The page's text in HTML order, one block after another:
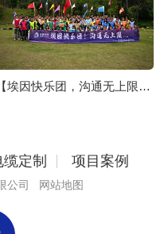
【埃因快乐团，沟通无上限...】上海埃因电缆安吉团建纪实：山水为证，热血同行！
定制 项目案例
公司 网站地图